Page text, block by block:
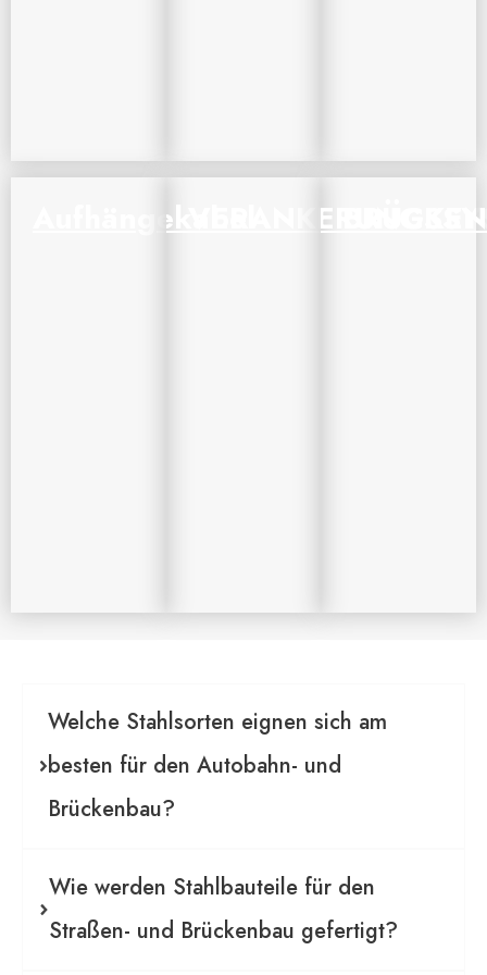
Aufhängekabel
Welche Stahlsorten eignen sich am
besten für den Autobahn- und
Brückenbau?
Wie werden Stahlbauteile für den
Straßen- und Brückenbau gefertigt?